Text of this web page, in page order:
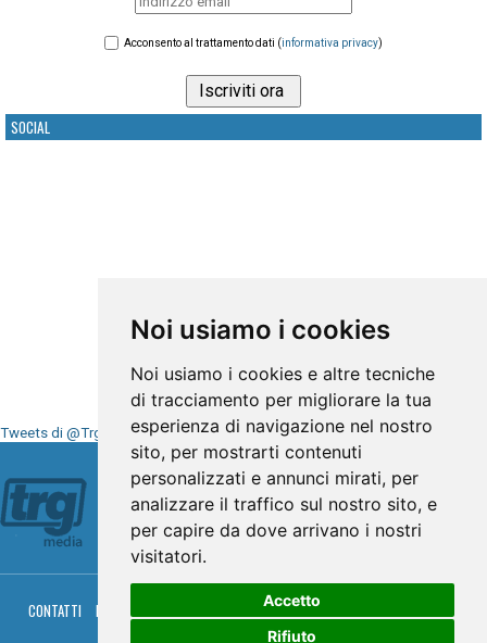
Noi usiamo i cookies
Noi usiamo i cookies e altre tecniche
di tracciamento per migliorare la tua
esperienza di navigazione nel nostro
sito, per mostrarti contenuti
personalizzati e annunci mirati, per
analizzare il traffico sul nostro sito, e
per capire da dove arrivano i nostri
visitatori.
Accetto
Rifiuto
Acconsento al trattamento dati (informativa privacy)
SOCIAL
Tweets di @TrgMedia
Seguici su
CONTATTI PRIVACY PALINSESTO DIRETTA TV
RGM HITRADIO